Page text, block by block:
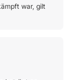
war, gilt